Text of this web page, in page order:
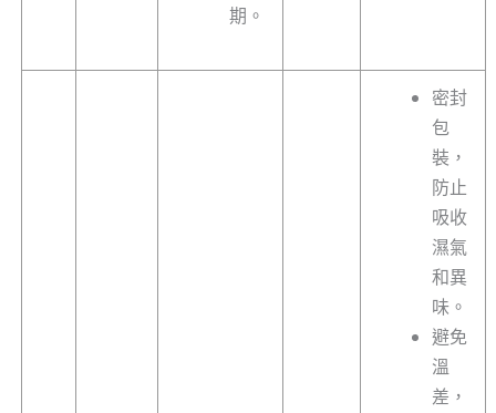
期。
密封
包
裝，
防止
吸收
濕氣
和異
味。
避免
溫
差，